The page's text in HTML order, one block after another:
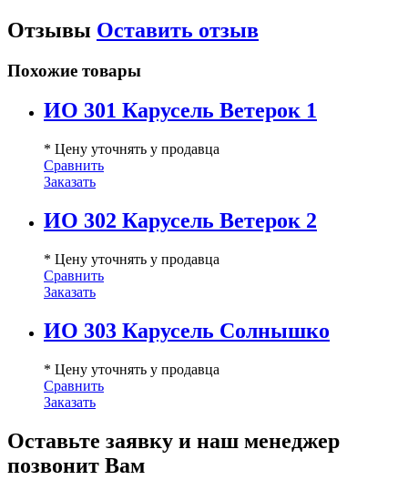
Отзывы Оставить отзыв
Похожие товары
ИО 301 Карусель Ветерок 1
* Цену уточнять у продавца
Сравнить
Заказать
ИО 302 Карусель Ветерок 2
* Цену уточнять у продавца
Сравнить
Заказать
ИО 303 Карусель Солнышко
* Цену уточнять у продавца
Сравнить
Заказать
Оставьте заявку и наш менеджер
позвонит Вам